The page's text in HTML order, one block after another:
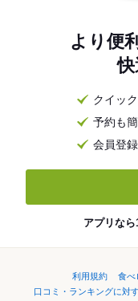
より便
クイッ
予約も
会員登
アプリなら
利用規約 食べ
口コミ・ランキングに対